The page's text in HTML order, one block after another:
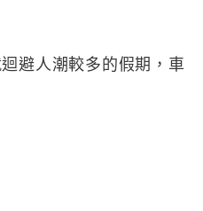
避人潮較多的假期，車